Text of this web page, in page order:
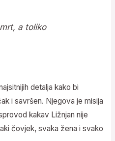
a toliko
detalja kako bi
i savršen. Njegova je misija
kakav Ližnjan nije
čovjek, svaka žena i svako